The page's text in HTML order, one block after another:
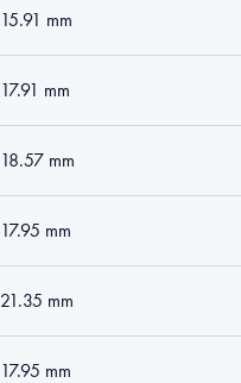
15.91 mm
17.91 mm
18.57 mm
17.95 mm
21.35 mm
17.95 mm